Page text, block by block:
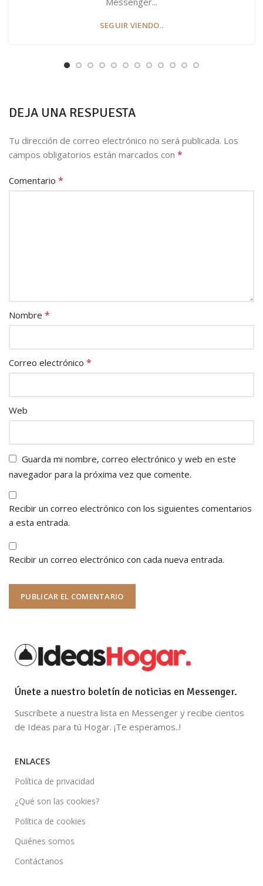
SEGUIR VIENDO..
DEJA UNA RESPUESTA
Tu dirección de correo electrónico no será publicada. Los
campos obligatorios están marcados con *
Comentario *
Nombre *
Correo electrónico *
Web
Guarda mi nombre, correo electrónico y web en este
navegador para la próxima vez que comente.
Recibir un correo electrónico con los siguientes comentarios
a esta entrada.
Recibir un correo electrónico con cada nueva entrada.
Únete a nuestro boletín de noticias en Messenger.
Suscríbete a nuestra lista en Messenger y recibe cientos
de Ideas para tú Hogar. ¡Te esperamos..!
ENLACES
Política de privacidad
¿Qué son las cookies?
Política de cookies
Quiénes somos
Contáctanos